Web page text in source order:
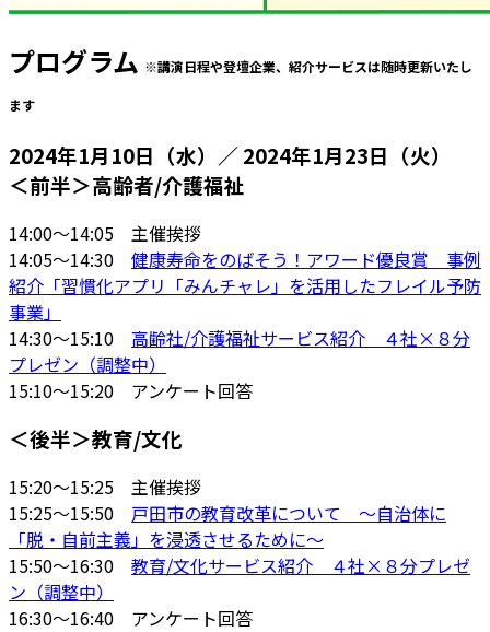
プログラム ※講演日程や登壇企業、紹介サービスは随時更新いたし
ます
2024年1月10日（水）／ 2024年1月23日（火）
＜前半＞高齢者/介護福祉
14:00～14:05 主催挨拶
14:05～14:30 健康寿命をのばそう！アワード優良賞 事例
紹介「習慣化アプリ「みんチャレ」を活用したフレイル予防
事業」
14:30～15:10 高齢社/介護福祉サービス紹介 ４社×８分
プレゼン（調整中）
15:10～15:20 アンケート回答
＜後半＞教育/文化
15:20～15:25 主催挨拶
15:25～15:50 戸田市の教育改革について ～自治体に
「脱・自前主義」を浸透させるために～
15:50～16:30 教育/文化サービス紹介 ４社×８分プレゼ
ン（調整中）
16:30～16:40 アンケート回答